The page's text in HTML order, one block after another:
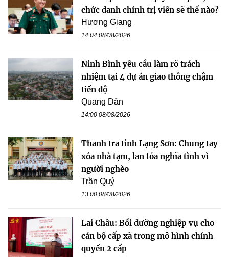
chức danh chính trị viên sẽ thế nào?
Hương Giang
14:04 08/08/2026
Ninh Bình yêu cầu làm rõ trách
nhiệm tại 4 dự án giao thông chậm
tiến độ
Quang Dân
14:00 08/08/2026
Thanh tra tỉnh Lạng Sơn: Chung tay
xóa nhà tạm, lan tỏa nghĩa tình vì
người nghèo
Trần Quý
13:00 08/08/2026
Lai Châu: Bồi dưỡng nghiệp vụ cho
cán bộ cấp xã trong mô hình chính
quyền 2 cấp